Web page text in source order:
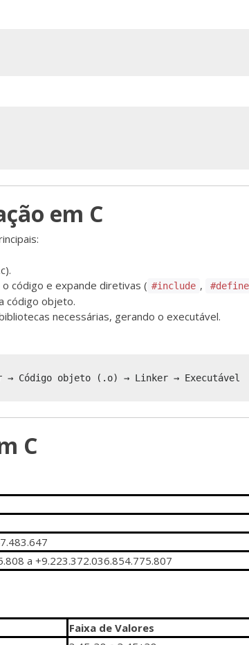
em C
código e expande diretivas ( #include , #define
código objeto.
necessárias, gerando o executável.
C
a +9.223.372.036.854.775.807
Faixa de Valores